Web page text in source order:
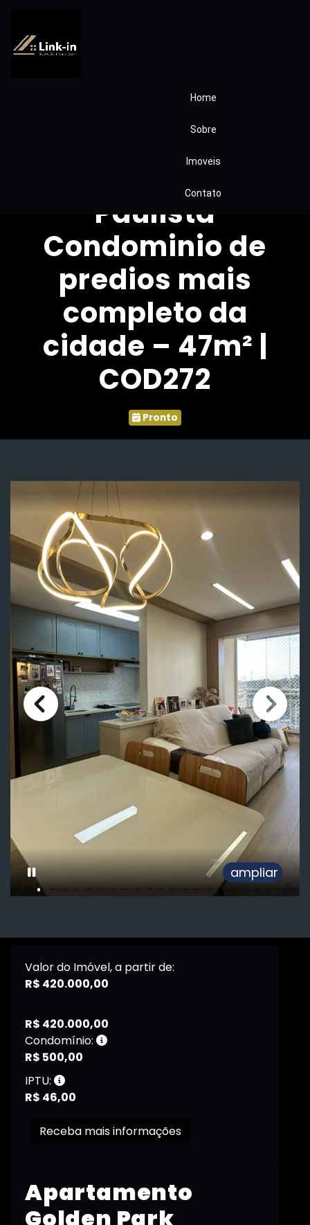
Home
Sobre
Imoveis
Contato
Apartamento
Golden Park
Vargem Grande
Paulista
Condominio de
predios mais
completo da
cidade – 47m² |
COD272
Pronto
ampliar
Apartamento
Golden Park
Valor do Imóvel, a partir de:
R$ 420.000,00
R$ 420.000,00
Condomínio:
R$ 500,00
IPTU:
R$ 46,00
Receba mais informações